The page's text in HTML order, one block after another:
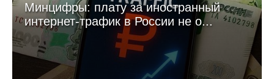
Минцифры: плату за иностранный
интернет-трафик в России не о...